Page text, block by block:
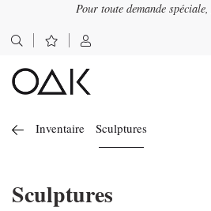
Pour toute demande spéciale,
Rechercher :
Inventaire Sculptures
Sculptures